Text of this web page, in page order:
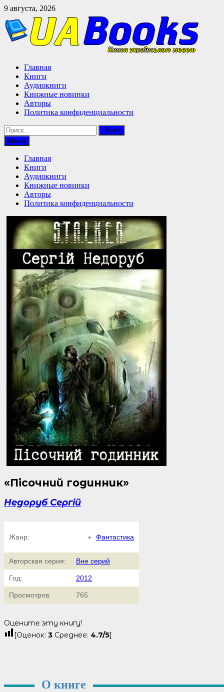
Перейти
содержимому
9 августа, 2026
Главная
Книги
Аудиокниги
Книжные новинки
Авторы
Политика конфиденциальности
Найти:
Меню
Главная
Книги
Аудиокниги
Книжные новинки
Авторы
Политика конфиденциальности
«Пісочний годинник»
Недоруб Сергій
Жанр: Фантастика
Авторская серия: Вне серий
Год: 2012
Просмотров: 765
Оцените эту книгу!
[Оценок: 3 Среднее: 4.7/5]
О книге